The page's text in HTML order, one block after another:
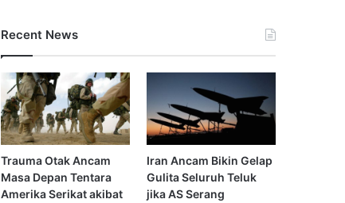
Recent News
Trauma Otak Ancam
Masa Depan Tentara
Amerika Serikat akibat
Iran Ancam Bikin Gelap
Gulita Seluruh Teluk
jika AS Serang